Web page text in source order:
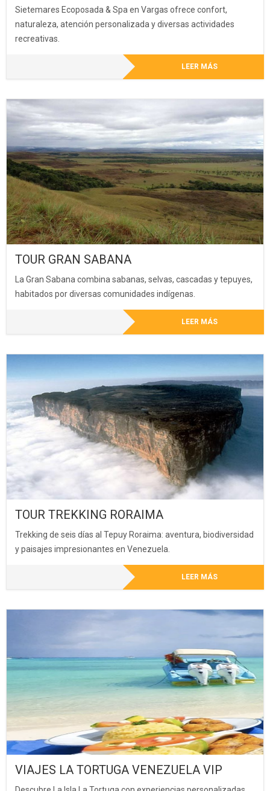
Sietemares Ecoposada & Spa en Vargas ofrece confort,
naturaleza, atención personalizada y diversas actividades
recreativas.
LEER MÁS
TOUR GRAN SABANA
La Gran Sabana combina sabanas, selvas, cascadas y tepuyes,
habitados por diversas comunidades indígenas.
LEER MÁS
TOUR TREKKING RORAIMA
Trekking de seis días al Tepuy Roraima: aventura, biodiversidad
y paisajes impresionantes en Venezuela.
LEER MÁS
VIAJES LA TORTUGA VENEZUELA VIP